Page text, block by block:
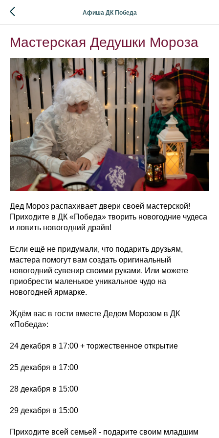
Афиша ДК Победа
Мастерская Дедушки Мороза
Дед Мороз распахивает двери своей мастерской!
Приходите в ДК «Победа» творить новогодние чудеса
и ловить новогодний драйв!
Если ещё не придумали, что подарить друзьям,
мастера помогут вам создать оригинальный
новогодний сувенир своими руками. Или можете
приобрести маленькое уникальное чудо на
новогодней ярмарке.
Ждём вас в гости вместе Дедом Морозом в ДК
«Победа»:
24 декабря в 17:00 + торжественное открытие
25 декабря в 17:00
28 декабря в 15:00
29 декабря в 15:00
Приходите всей семьей - подарите своим младшим